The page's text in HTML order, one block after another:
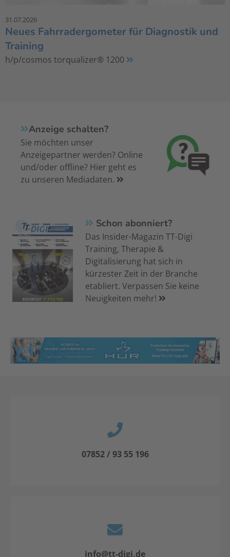
31.07.2026
Neues Fahrradergometer für Diagnostik und
Training
h/p/cosmos torqualizer® 1200
Anzeige schalten?
Sie möchten unser
Anzeigepartner werden? Online
und/oder offline? Hier geht es
zu unseren Mediadaten.
Schon abonniert?
Das Insider-Magazin TT-Digi
Training, Therapie &
Digitalisierung hat sich in
kürzester Zeit in der Branche
etabliert. Verpassen Sie keine
Neuigkeiten mehr!
07852 / 93 55 196
info@tt-digi.de